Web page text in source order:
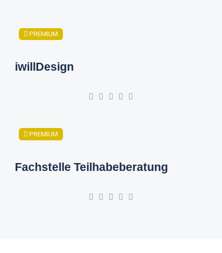
PREMIUM
iwillDesign
PREMIUM
Fachstelle Teilhabeberatung